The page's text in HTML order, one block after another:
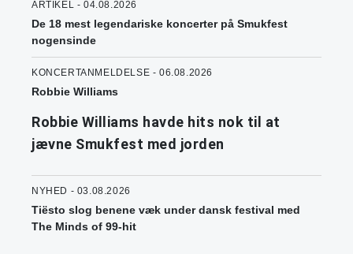
ARTIKEL - 04.08.2026
De 18 mest legendariske koncerter på Smukfest
nogensinde
KONCERTANMELDELSE - 06.08.2026
Robbie Williams
Robbie Williams havde hits nok til at
jævne Smukfest med jorden
NYHED - 03.08.2026
Tiësto slog benene væk under dansk festival med
The Minds of 99-hit